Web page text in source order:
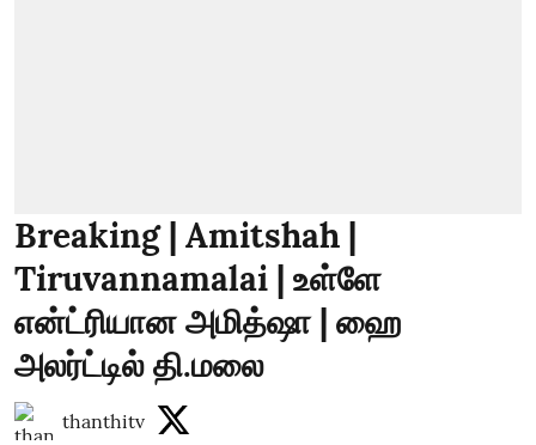
Breaking | Amitshah |
Tiruvannamalai | உள்ளே
என்ட்ரியான அமித்ஷா | ஹை
அலர்ட்டில் தி.மலை
thanthitv